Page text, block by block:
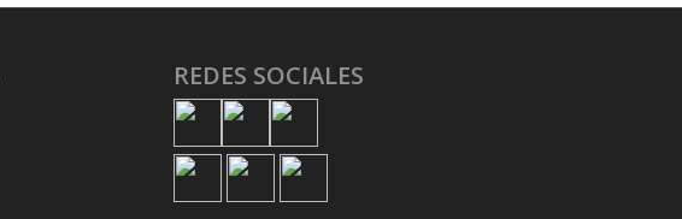
REDES SOCIALES